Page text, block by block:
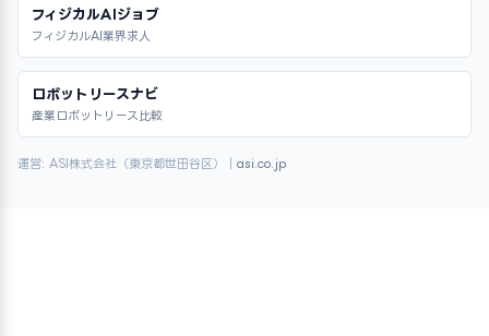
フィジカルAIジョブ
フィジカルAI業界求人
ロボットリースナビ
産業ロボットリース比較
運営: ASI株式会社（東京都世田谷区）｜ asi.co.jp